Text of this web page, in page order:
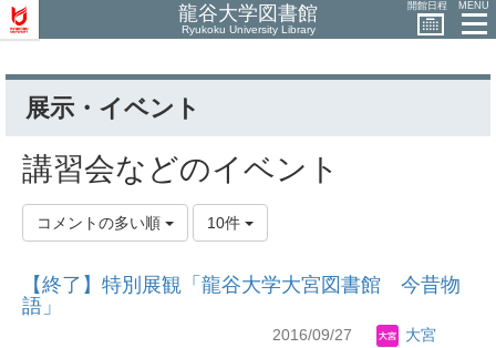
龍谷大学図書館
Ryukoku University Library
開館日程 MENU
展示・イベント
講習会などのイベント
コメントの多い順 10件
【終了】特別展観「龍谷大学大宮図書館 今昔物
語」
2016/09/27 大宮